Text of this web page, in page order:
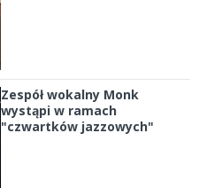
Zespół wokalny Monk
wystąpi w ramach
"czwartków jazzowych"